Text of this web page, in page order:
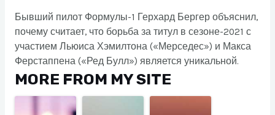
Бывший пилот Формулы-1 Герхард Бергер объяснил,
почему считает, что борьба за титул в сезоне-2021 с
участием Льюиса Хэмилтона («Мерседес») и Макса
Ферстаппена («Ред Булл») является уникальной.
MORE FROM MY SITE